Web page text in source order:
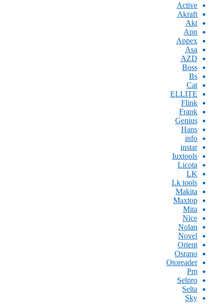
Active
Akraft
Akt
Apn
Appex
Asa
AZD
Boss
Bs
Cat
ELLITE
Flink
Frank
Genius
Hans
info
instar
Iuxtools
Licota
LK
Lk tools
Makita
Maxtop
Mita
Nice
Nolan
Novel
Orient
Osrano
Otoreader
Pm
Selpro
Selta
Sky